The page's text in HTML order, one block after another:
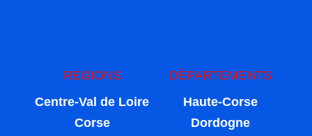
REGIONS
Centre-Val de Loire
Corse
DÉPARTEMENTS
Haute-Corse
Dordogne